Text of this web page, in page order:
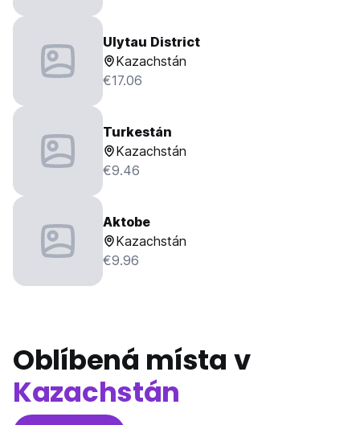
Ulytau District
Kazachstán
€17.06
Turkestán
Kazachstán
€9.46
Aktobe
Kazachstán
€9.96
Oblíbená místa v
Kazachstán